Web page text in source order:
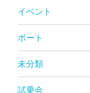
イベント
ボート
未分類
試乗会